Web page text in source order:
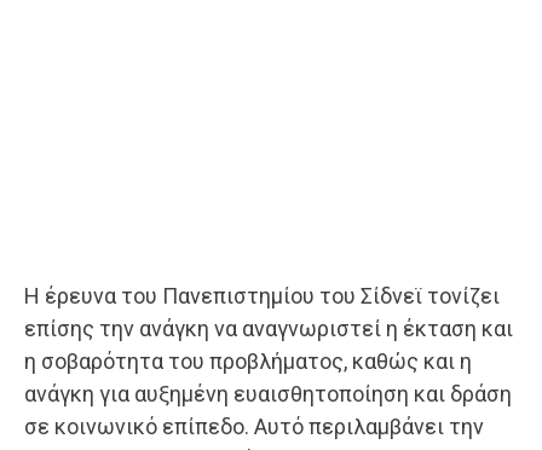
Η έρευνα του Πανεπιστημίου του Σίδνεϊ τονίζει
επίσης την ανάγκη να αναγνωριστεί η έκταση και
η σοβαρότητα του προβλήματος, καθώς και η
ανάγκη για αυξημένη ευαισθητοποίηση και δράση
σε κοινωνικό επίπεδο. Αυτό περιλαμβάνει την